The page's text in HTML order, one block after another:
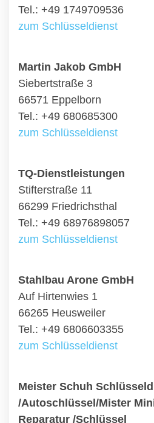
Tel.: +49 1749709536
zum Schlüsseldienst
Martin Jakob GmbH
Siebertstraße 3
66571 Eppelborn
Tel.: +49 680685300
zum Schlüsseldienst
TQ-Dienstleistungen
Stifterstraße 11
66299 Friedrichsthal
Tel.: +49 68976898057
zum Schlüsseldienst
Stahlbau Arone GmbH
Auf Hirtenwies 1
66265 Heusweiler
Tel.: +49 6806603355
zum Schlüsseldienst
Meister Schuh
/Autoschlüssel/Mister
Reparatur /Schlüssel